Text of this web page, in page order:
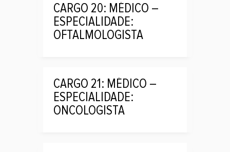
CARGO 20: MÉDICO –
ESPECIALIDADE:
OFTALMOLOGISTA
CARGO 21: MÉDICO –
ESPECIALIDADE:
ONCOLOGISTA